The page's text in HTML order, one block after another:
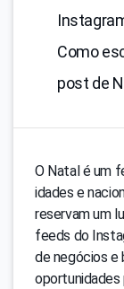
Como
post de
O Natal é um
idades e
reservam um
feeds do
de negócios e
oportunidades